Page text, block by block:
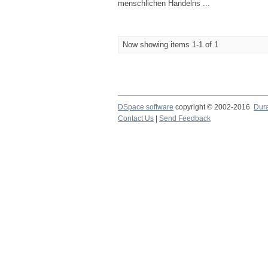
menschlichen Handelns ...
Now showing items 1-1 of 1
DSpace software copyright © 2002-2016
Contact Us
Send Feedback